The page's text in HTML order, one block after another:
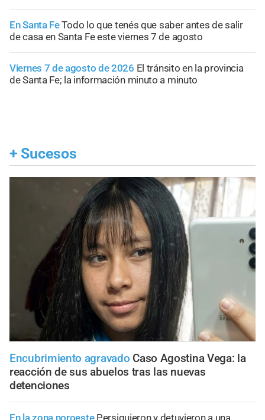
En Santa FeTodo lo que tenés que saber antes de salir
de casa en Santa Fe este viernes 7 de agosto
Viernes 7 de agosto de 2026 El tránsito en la provincia
de Santa Fe; la información minuto a minuto
+ Sucesos
Encubrimiento agravado Caso Agostina Vega: la
reacción de sus abuelos tras las nuevas
detenciones
En la zona noroeste Persiguieron y detuvieron a una